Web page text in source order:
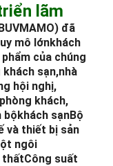
lãm
đã
mô lớnkhách
của chúng
khách sạn,nhà
hội nghị,
phòng khách,
bộkhách sạnBộ
và thiết bị sản
ngôi
thấtCông suất